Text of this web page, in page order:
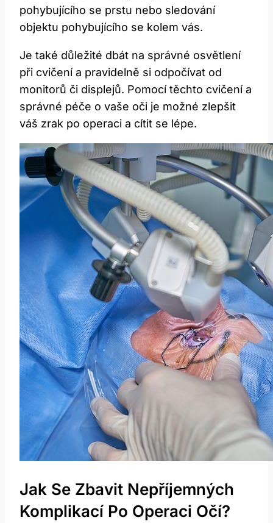
pohybujícího ⁤se prstu nebo ‌sledování
objektu pohybujícího ​se ⁤kolem vás.
Je také důležité dbát na ‌správné osvětlení
při cvičení a pravidelně si odpočívat od
⁢monitorů či displejů. Pomocí těchto ⁣cvičení a
správné péče o‍ vaše ⁣oči je možné zlepšit
váš zrak po operaci a cítit ‌se lépe.
Jak Se Zbavit Nepříjemných
Komplikací Po Operaci Očí?